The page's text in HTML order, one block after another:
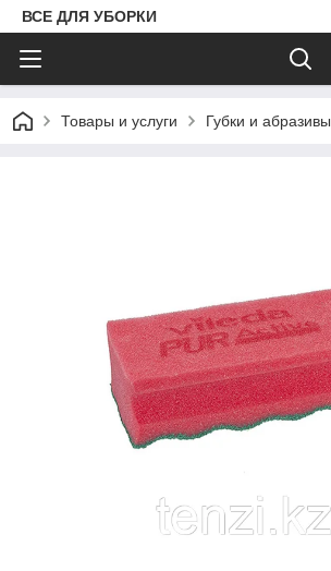
ВСЕ ДЛЯ УБОРКИ
Товары и услуги Губки и абразивы